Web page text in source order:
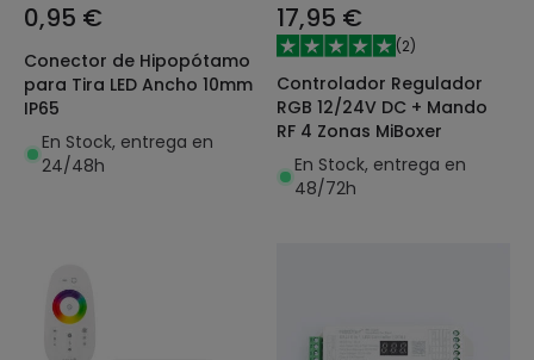
0,95 €
Conector de Hipopótamo
para Tira LED Ancho 10mm
IP65
En Stock, entrega en
24/48h
17,95 €
(2)
Controlador Regulador
RGB 12/24V DC + Mando
RF 4 Zonas MiBoxer
En Stock, entrega en
48/72h